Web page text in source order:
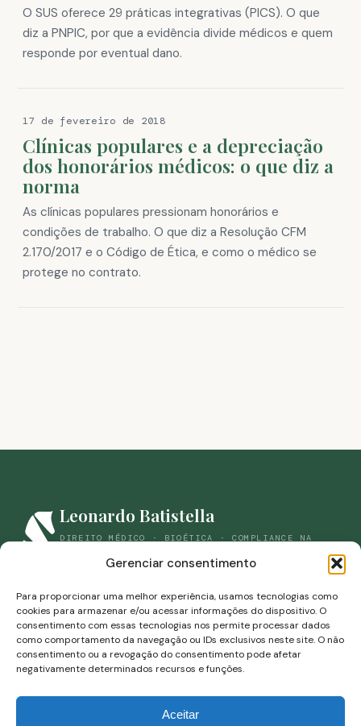
Gerenciar consentimento
Para proporcionar uma melhor experiência, usamos tecnologias como
cookies para armazenar e/ou acessar informações do dispositivo. O
consentimento com essas tecnologias nos permite processar dados
como comportamento da navegação ou IDs exclusivos neste site. O não
consentimento ou a revogação do consentimento pode afetar
negativamente determinados recursos e funções.
Aceitar
O SUS oferece 29 práticas integrativas (PICS). O que
diz a PNPIC, por que a evidência divide médicos e quem
responde por eventual dano.
17 de fevereiro de 2018
Clínicas populares e a depreciação
dos honorários médicos: o que diz a
norma
As clínicas populares pressionam honorários e
condições de trabalho. O que diz a Resolução CFM
2.170/2017 e o Código de Ética, e como o médico se
protege no contrato.
Leonardo Batistella
DIREITO MÉDICO · BIOÉTICA · COMPLIANCE NA
(44) 98861-9059
savianbatistella@gmail.com
Rua Campos Sales, 453-B · Zona 07 · Maringá, Paraná
Leonardo Savian Batistella · OAB/RS 85.046